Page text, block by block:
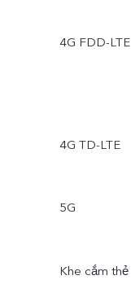
4G FDD-LTE
4G TD-LTE
5G
Khe cắm thẻ